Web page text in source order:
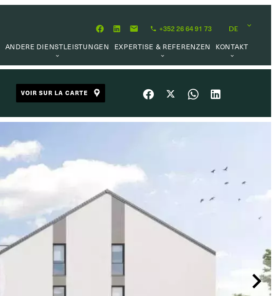
+352 26 64 91 73 DE
ANDERE DIENSTLEISTUNGEN
MIETVERWALTUNG
SUCHAUFTRAG
NÜTZLICHE LINKS
EXPERTISE & REFERENZEN
REFERENZEN
KUNDENMEINUNGEN
KONTAKT
VOIR SUR LA CARTE